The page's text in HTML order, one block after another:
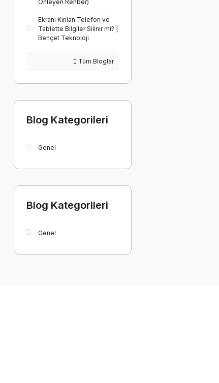
Önleyen Rehber)
Ekranı Kırılan Telefon ve
Tablette Bilgiler Silinir mi? |
Behçet Teknoloji
Tüm Bloglar
Blog Kategorileri
Genel
Blog Kategorileri
Genel